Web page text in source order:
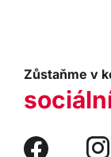
Zůstaňme v